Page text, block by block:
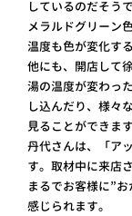
しているのだそう
メラルドグリーン
温度も色が変化す
他にも、開店して
湯の温度が変わっ
し込んだり、様々
見ることができます
丹代さんは、「ア
す。取材中に来店
まるでお客様に”
感じられます。